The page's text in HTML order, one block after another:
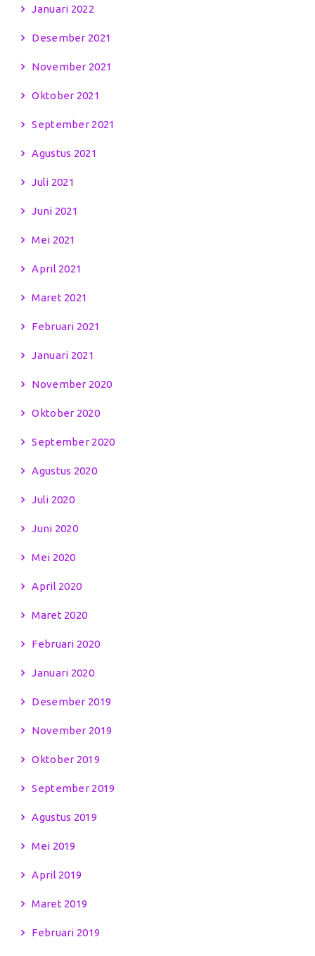
Januari 2022
Desember 2021
November 2021
Oktober 2021
September 2021
Agustus 2021
Juli 2021
Juni 2021
Mei 2021
April 2021
Maret 2021
Februari 2021
Januari 2021
November 2020
Oktober 2020
September 2020
Agustus 2020
Juli 2020
Juni 2020
Mei 2020
April 2020
Maret 2020
Februari 2020
Januari 2020
Desember 2019
November 2019
Oktober 2019
September 2019
Agustus 2019
Mei 2019
April 2019
Maret 2019
Februari 2019